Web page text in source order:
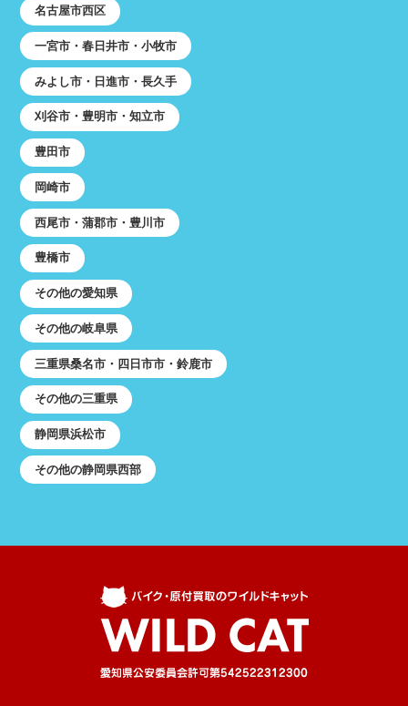
名古屋市西区
一宮市・春日井市・小牧市
みよし市・日進市・長久手
刈谷市・豊明市・知立市
豊田市
岡崎市
西尾市・蒲郡市・豊川市
豊橋市
その他の愛知県
その他の岐阜県
三重県桑名市・四日市市・鈴鹿市
その他の三重県
静岡県浜松市
その他の静岡県西部